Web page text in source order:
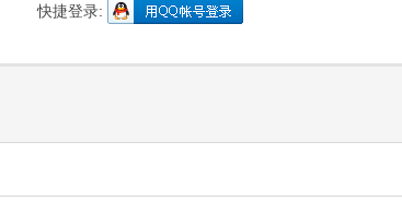
快捷登录: